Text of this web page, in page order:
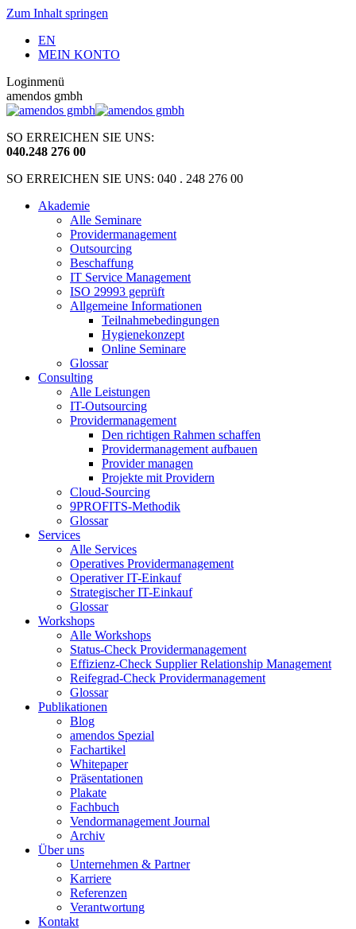
Zum Inhalt springen
EN
MEIN KONTO
Loginmenü
amendos gmbh
SO ERREICHEN SIE UNS:
040.248 276 00
SO ERREICHEN SIE UNS: 040 . 248 276 00
Akademie
Alle Seminare
Providermanagement
Outsourcing
Beschaffung
IT Service Management
ISO 29993 geprüft
Allgemeine Informationen
Teilnahmebedingungen
Hygienekonzept
Online Seminare
Glossar
Consulting
Alle Leistungen
IT-Outsourcing
Providermanagement
Den richtigen Rahmen schaffen
Providermanagement aufbauen
Provider managen
Projekte mit Providern
Cloud-Sourcing
9PROFITS-Methodik
Glossar
Services
Alle Services
Operatives Providermanagement
Operativer IT-Einkauf
Strategischer IT-Einkauf
Glossar
Workshops
Alle Workshops
Status-Check Providermanagement
Effizienz-Check Supplier Relationship Management
Reifegrad-Check Providermanagement
Glossar
Publikationen
Blog
amendos Spezial
Fachartikel
Whitepaper
Präsentationen
Plakate
Fachbuch
Vendormanagement Journal
Archiv
Über uns
Unternehmen & Partner
Karriere
Referenzen
Verantwortung
Kontakt